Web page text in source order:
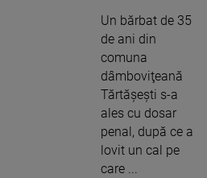
Un bărbat de 35
de ani din
comuna
dâmboviţeană
Tărtăşeşti s-a
ales cu dosar
penal, după ce a
lovit un cal pe
care ...